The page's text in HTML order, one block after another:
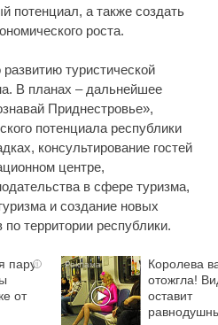
потенциал, а также создать
роста.
туристической
В планах – дальнейшее
Приднестровье»,
потенциала республики
консультирование гостей
центре,
в сфере туризма,
и создание новых
территории республики.
i
пару
от
Королева
отожгла!
оставит